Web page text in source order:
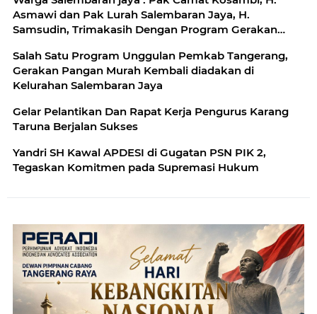
Asmawi dan Pak Lurah Salembaran Jaya, H.
Samsudin, Trimakasih Dengan Program Gerakan
Terbantukan
Salah Satu Program Unggulan Pemkab Tangerang,
Gerakan Pangan Murah Kembali diadakan di
Kelurahan Salembaran Jaya
Gelar Pelantikan Dan Rapat Kerja Pengurus Karang
Taruna Berjalan Sukses
Yandri SH Kawal APDESI di Gugatan PSN PIK 2,
Tegaskan Komitmen pada Supremasi Hukum